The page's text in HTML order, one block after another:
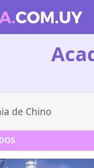
de Chino